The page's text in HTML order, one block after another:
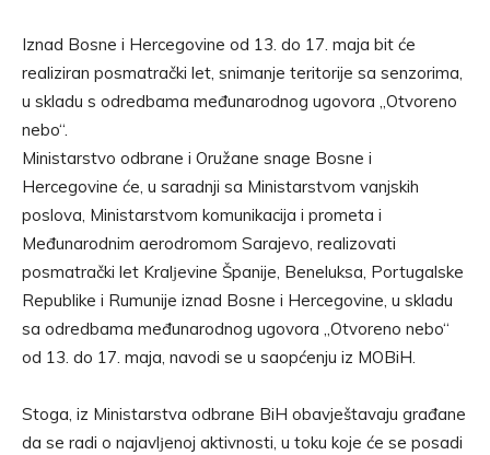
Iznad Bosne i Hercegovine od 13. do 17. maja bit će
realiziran posmatrački let, snimanje teritorije sa senzorima,
u skladu s odredbama međunarodnog ugovora „Otvoreno
nebo“.
Ministarstvo odbrane i Oružane snage Bosne i
Hercegovine će, u saradnji sa Ministarstvom vanjskih
poslova, Ministarstvom komunikacija i prometa i
Međunarodnim aerodromom Sarajevo, realizovati
posmatrački let Kralјevine Španije, Beneluksa, Portugalske
Republike i Rumunije iznad Bosne i Hercegovine, u skladu
sa odredbama međunarodnog ugovora „Otvoreno nebo“
od 13. do 17. maja, navodi se u saopćenju iz MOBiH.
Stoga, iz Ministarstva odbrane BiH obavještavaju građane
da se radi o najavlјenoj aktivnosti, u toku koje će se posadi